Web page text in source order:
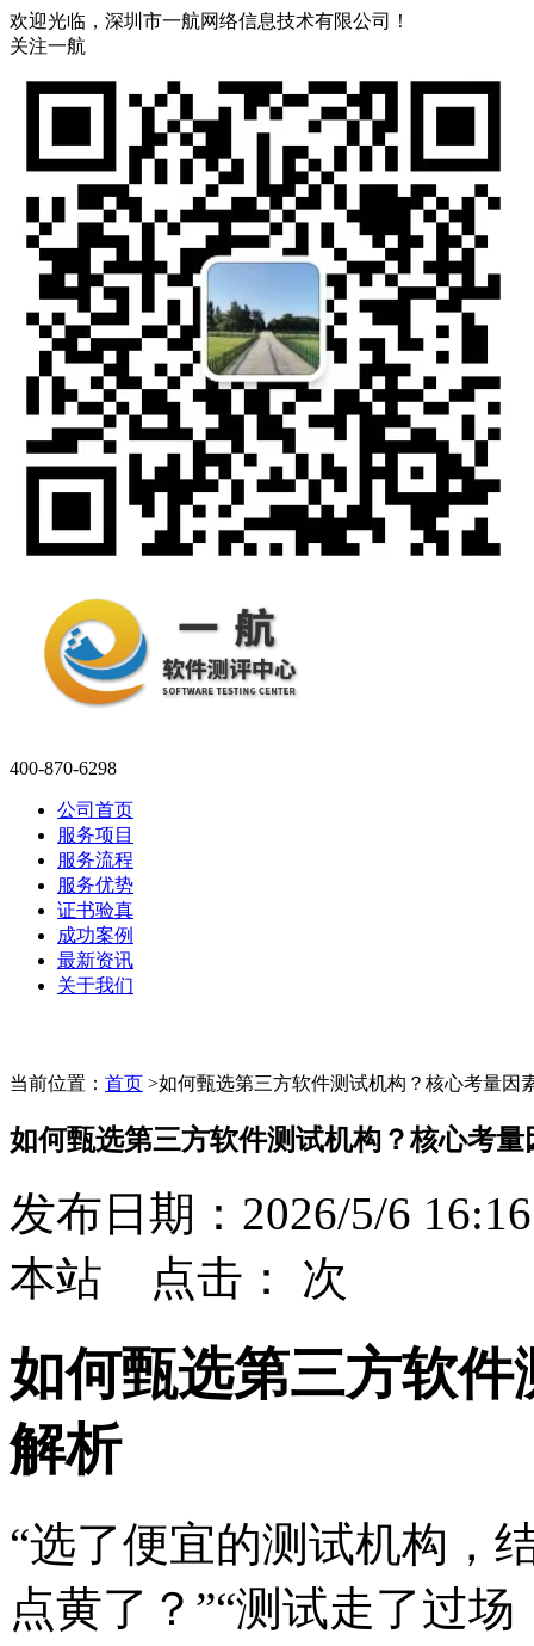
欢迎光临，深圳市一航网络信息技术有限公司！
关注一航
400-870-6298
公司首页
服务项目
服务流程
服务优势
证书验真
成功案例
最新资讯
关于我们
当前位置： 首页 >如何甄选第三方软件测试机构？核心考量因
如何甄选第三方软件测试机构？核心考量
发布日期：2026/5/6
本站 点击： 次
如何甄选第三方软
解析
“选了便宜的测试机构，
点黄了？”“测试走了过